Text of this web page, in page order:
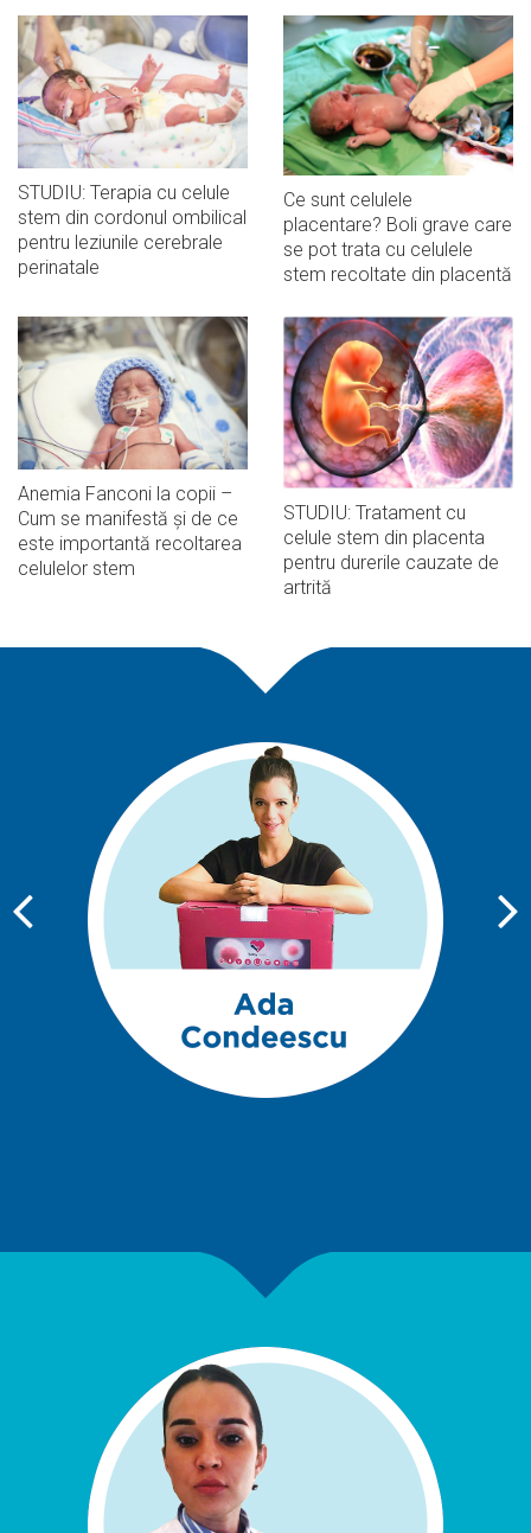
STUDIU: Terapia cu celule
stem din cordonul ombilical
pentru leziunile cerebrale
perinatale
Ce sunt celulele
placentare? Boli grave care
se pot trata cu celulele
stem recoltate din placentă
Anemia Fanconi la copii –
Cum se manifestă și de ce
este importantă recoltarea
celulelor stem
STUDIU: Tratament cu
celule stem din placenta
pentru durerile cauzate de
artrită